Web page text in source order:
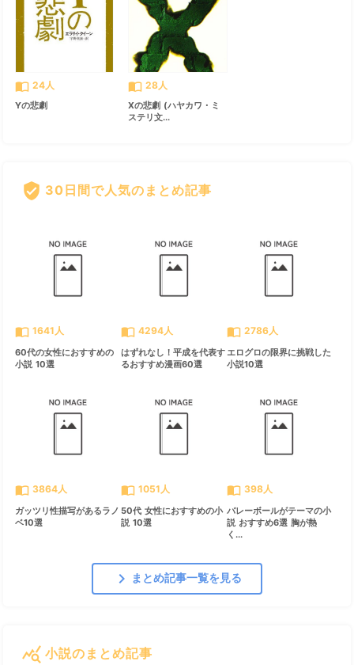
import_contacts 24人
Yの悲劇
import_contacts 28人
Xの悲劇 (ハヤカワ・ミ
ステリ文...
verified_user 30日間で人気のまとめ記事
import_contacts 1641人
60代の女性におすすめの
小説 10選
import_contacts 4294人
はずれなし！平成を代表す
るおすすめ漫画60選
import_contacts 2786人
エログロの限界に挑戦した
小説10選
import_contacts 3864人
ガッツリ性描写があるラノ
ベ10選
import_contacts 1051人
50代 女性におすすめの小
説 10選
import_contacts 398人
バレーボールがテーマの小
説 おすすめ6選 胸が熱
く...
chevron_right まとめ記事一覧を見る
query_stats 小説のまとめ記事